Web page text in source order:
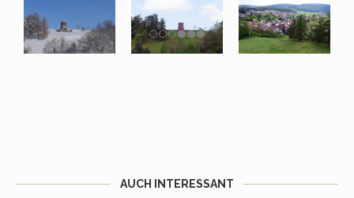
AUCH INTERESSANT